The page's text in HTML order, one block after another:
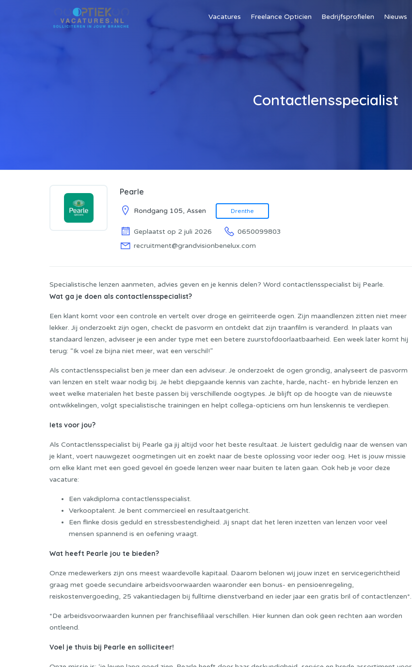
Vacatures Freelance Opticien Bedrijfsprofielen Nieuws
Contactlensspecialist
Pearle
Rondgang 105, Assen Drenthe
Geplaatst op 2 juli 2026
0650099803
recruitment@grandvisionbenelux.com
Specialistische lenzen aanmeten, advies geven en je kennis delen? Word contactlensspecialist bij Pearle.
Wat ga je doen als contactlensspecialist?
Een klant komt voor een controle en vertelt over droge en geïrriteerde ogen. Zijn maandlenzen zitten niet meer
lekker. Jij onderzoekt zijn ogen, checkt de pasvorm en ontdekt dat zijn traanfilm is veranderd. In plaats van
standaard lenzen, adviseer je een ander type met een betere zuurstofdoorlaatbaarheid. Een week later komt hij
terug: “Ik voel ze bijna niet meer, wat een verschil!”
Als contactlensspecialist ben je meer dan een adviseur. Je onderzoekt de ogen grondig, analyseert de pasvorm
van lenzen en stelt waar nodig bij. Je hebt diepgaande kennis van zachte, harde, nacht- en hybride lenzen en
weet welke materialen het beste passen bij verschillende oogtypes. Je blijft op de hoogte van de nieuwste
ontwikkelingen, volgt specialistische trainingen en helpt collega-opticiens om hun lenskennis te verdiepen.
Iets voor jou?
Als Contactlensspecialist bij Pearle ga jij altijd voor het beste resultaat. Je luistert geduldig naar de wensen van
je klant, voert nauwgezet oogmetingen uit en zoekt naar de beste oplossing voor ieder oog. Het is jouw missie
om elke klant met een goed gevoel én goede lenzen weer naar buiten te laten gaan. Ook heb je voor deze
vacature:
Een vakdiploma contactlensspecialist.
Verkooptalent. Je bent commercieel en resultaatgericht.
Een flinke dosis geduld en stressbestendigheid. Jij snapt dat het leren inzetten van lenzen voor veel
mensen spannend is en oefening vraagt.
Wat heeft Pearle jou te bieden?
Onze medewerkers zijn ons meest waardevolle kapitaal. Daarom belonen wij jouw inzet en servicegerichtheid
graag met goede secundaire arbeidsvoorwaarden waaronder een bonus- en pensioenregeling,
reiskostenvergoeding, 25 vakantiedagen bij fulltime dienstverband en ieder jaar een gratis bril of contactlenzen*.
*De arbeidsvoorwaarden kunnen per franchisefiliaal verschillen. Hier kunnen dan ook geen rechten aan worden
ontleend.
Voel je thuis bij Pearle en solliciteer!